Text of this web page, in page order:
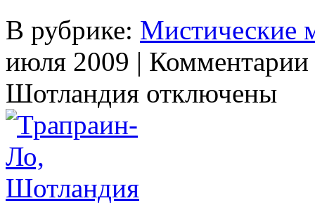
В рубрике: Мистические
июля 2009 | Комментарии
Шотландия отключены